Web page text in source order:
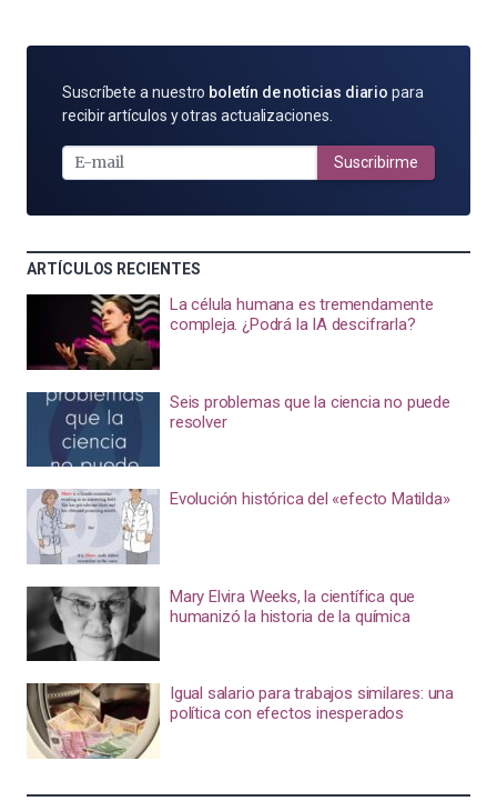
SUSCRÍBETE
POR
MAIL
Suscríbete a nuestro boletín de noticias diario para
recibir artículos y otras actualizaciones.
Suscribirme
ARTÍCULOS RECIENTES
La célula humana es tremendamente
compleja. ¿Podrá la IA descifrarla?
Seis problemas que la ciencia no puede
resolver
Evolución histórica del «efecto Matilda»
Mary Elvira Weeks, la científica que
humanizó la historia de la química
Igual salario para trabajos similares: una
política con efectos inesperados